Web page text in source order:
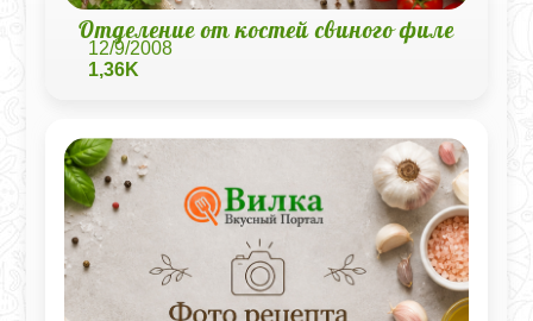
Отделение от костей свиного филе
12/9/2008
1,36K